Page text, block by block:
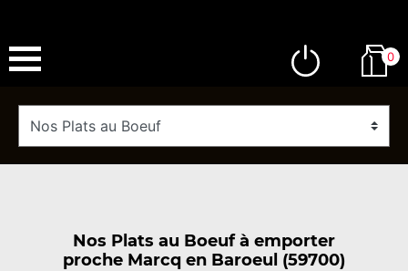
0
Nos Plats au Boeuf à emporter
proche Marcq en Baroeul (59700)